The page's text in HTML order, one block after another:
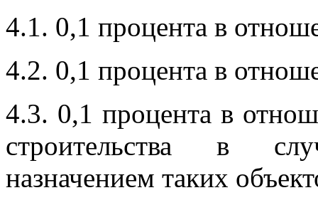
4.1. 0,1 процента в
4.2. 0,1 процента в
4.3. 0,1 процента в
строительства в
назначением таких